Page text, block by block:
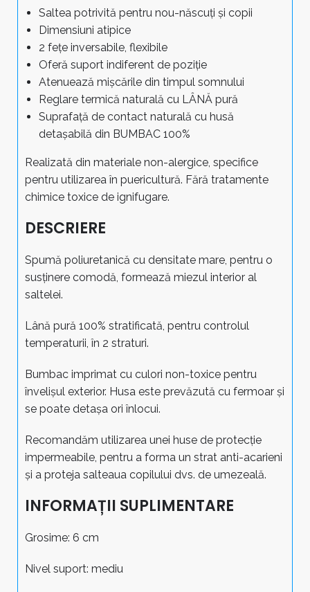
Saltea potrivită pentru nou-născuți și copii
Dimensiuni atipice
2 fețe inversabile, flexibile
Oferă suport indiferent de poziție
Atenuează mișcările din timpul somnului
Reglare termică naturală cu LÂNĂ pură
Suprafață de contact naturală cu husă
detașabilă din BUMBAC 100%
Realizată din materiale non-alergice, specifice
pentru utilizarea în puericultură. Fără tratamente
chimice toxice de ignifugare.
DESCRIERE
Spumă poliuretanică cu densitate mare, pentru o
susținere comodă, formează miezul interior al
saltelei.
Lână pură 100% stratificată, pentru controlul
temperaturii, în 2 straturi.
Bumbac imprimat cu culori non-toxice pentru
învelișul exterior. Husa este prevăzută cu fermoar și
se poate detașa ori înlocui.
Recomandăm utilizarea unei huse de protecție
impermeabile, pentru a forma un strat anti-acarieni
și a proteja salteaua copilului dvs. de umezeală.
INFORMAȚII SUPLIMENTARE
Grosime: 6 cm
Nivel suport: mediu